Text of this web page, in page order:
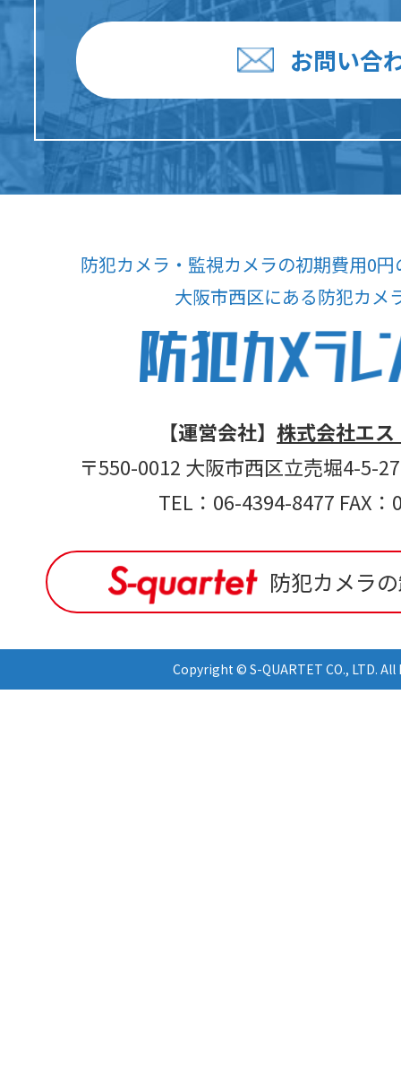
お問い合
防犯カメラ・監視カメラの初期費用0
大阪市西区にある防犯カメ
【運営会社】 株式会社エ
〒550-0012 大阪市西区立売堀4-5-
TEL：06-4394-8477 FAX
防犯カメラ
Copyright © S-QUARTET CO., LTD.